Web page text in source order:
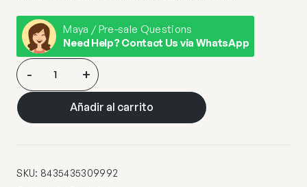
Maya / Pre-sale Questions
Need Help? Contact Us via WhatsApp
PANTALLA
TEXTIL
BLANCA
DOMO
- +
Añadir al carrito
SKU: 8435435309992